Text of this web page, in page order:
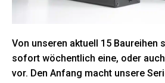
Von unseren aktuell 15 Baureihen
sofort wöchentlich eine, oder
vor. Den Anfang macht unsere